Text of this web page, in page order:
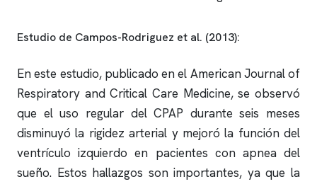
Estudio de Campos-Rodriguez et al. (2013):
En este estudio, publicado en el American Journal of
Respiratory and Critical Care Medicine, se observó
que el uso regular del CPAP durante seis meses
disminuyó la rigidez arterial y mejoró la función del
ventrículo izquierdo en pacientes con apnea del
sueño. Estos hallazgos son importantes, ya que la